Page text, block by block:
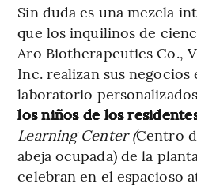
Sin duda es una mezcla
que los inquilinos de
Aro Biotherapeutics Co.,
Inc. realizan sus negocios
laboratorio
los niños de los
Learning Center (Centro
abeja ocupada) de la
celebran en el espacioso